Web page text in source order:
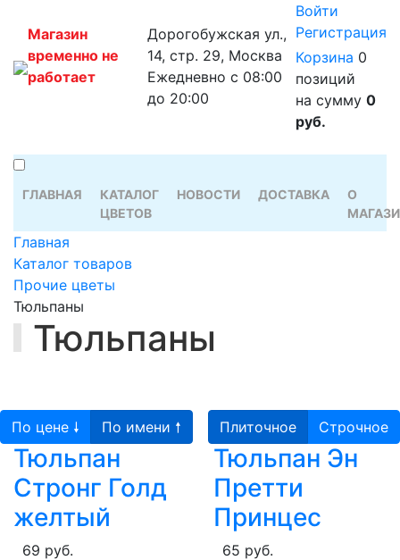
Магазин
временно не
работает
Дорогобужская ул.,
14, стр. 29, Москва
Ежедневно с 08:00
до 20:00
Войти
Регистрация
Корзина 0
позиций
на сумму 0
руб.
ГЛАВНАЯ
КАТАЛОГ
ЦВЕТОВ
НОВОСТИ ДОСТАВКА
О
Главная
Каталог товаров
Прочие цветы
Тюльпаны
Тюльпаны
По цене 🠗 По имени 🠕 Плиточное Строчное
Тюльпан
Стронг Голд
желтый
69 руб.
Тюльпан Эн
Претти
Принцес
65 руб.